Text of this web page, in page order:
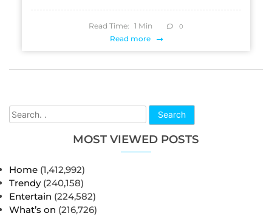
Search
MOST VIEWED POSTS
Home (1,412,992)
Trendy (240,158)
Entertain (224,582)
What’s on (216,726)
Read Time: 1 Min 0
Read more